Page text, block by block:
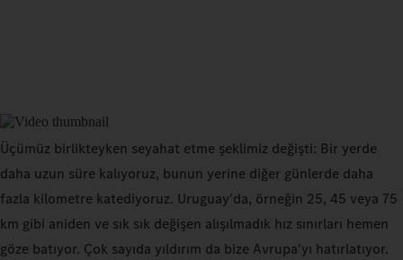
Üçümüz birlikteyken seyahat etme şeklimiz değişti: Bir yerde
daha uzun süre kalıyoruz, bunun yerine diğer günlerde daha
fazla kilometre katediyoruz. Uruguay'da, örneğin 25, 45 veya 75
km gibi aniden ve sık sık değişen alışılmadık hız sınırları hemen
göze batıyor. Çok sayıda yıldırım da bize Avrupa'yı hatırlatıyor.